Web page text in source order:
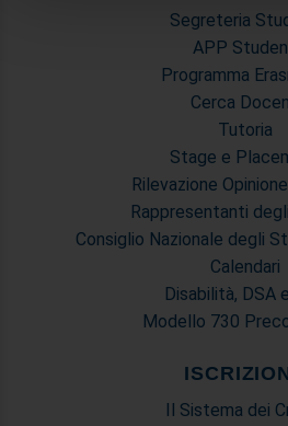
analizzare il nostro traffico.
informazioni sul modo in cui
nostri partner che si occupano di
pubblicità e social media, i quali
Segreteria
APP
Programma
Cerca
Tutoria
Stage e
Rilevazione
Rappresentanti
Consiglio Nazionale degli
Calendari
Disabilità, DSA
Modello 730
Il Sistema dei